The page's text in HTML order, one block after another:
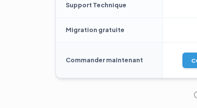
Support Technique
Migration gratuite
Commander maintenant